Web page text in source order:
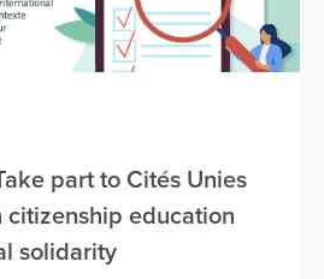
part to Cités Unies
citizenship education
solidarity